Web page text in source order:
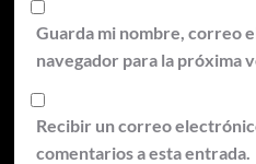
Guarda mi nombre, correo
navegador para la próxima
Recibir un correo
comentarios a esta entrada.